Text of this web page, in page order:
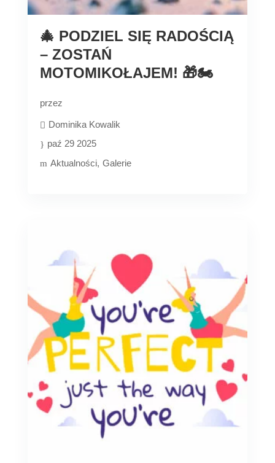
🎄 PODZIEL SIĘ RADOŚCIĄ
– ZOSTAŃ
MOTOMIKOŁAJEM! 🎁🏍️
przez
Dominika Kowalik
paź 29 2025
Aktualności Galerie